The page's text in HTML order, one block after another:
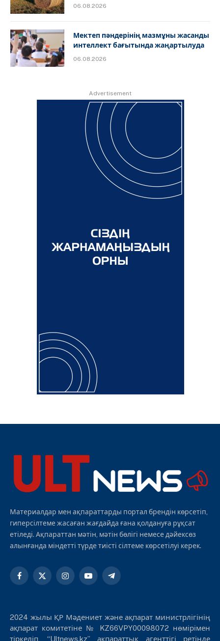
06.08.2026
Мектеп пәндерінің мазмұны жасанды
интеллект бағытында жаңартылуда
06.08.2026
Advertisement
Материалдар мен ақпараттарды портал брендін көрсетіп,
гиперсілтеме жасаған жағдайда ғана қолдануға рұқсат
етіледі. Ақпараттан мәтін, мәтін бөлігі немесе дәйексөз
алынғанда міндетті түрде тиісті сілтеме көрсетілуі керек.
Facebook
X
InstagramYouTubeTelegram
2024 жылы ҚР Мәдениет және ақпарат министрлігінің
ақпарат комитетіне № KZ66VPY00098072 нөмірімен
тіркеліп, “Ultnews.kz” ақпараттық агенттігі ретінде